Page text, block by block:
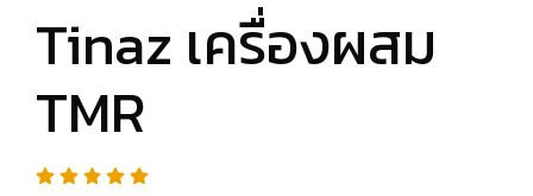
Tinaz เครื่องผสม
TMR